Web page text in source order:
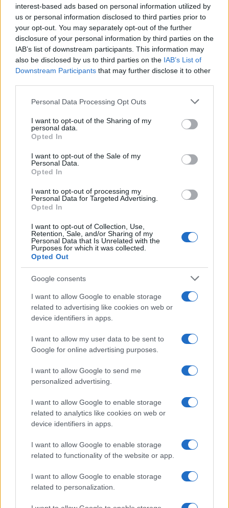
interest-based ads based on personal information utilized by
us or personal information disclosed to third parties prior to
your opt-out. You may separately opt-out of the further
disclosure of your personal information by third parties on the
IAB’s list of downstream participants. This information may
also be disclosed by us to third parties on the IAB’s List of
Downstream Participants that may further disclose it to other
Please note that this website/app uses one or more Google
not limited to your visit or usage behaviour. You may click to
grant or deny consent to Google and its third-party tags to
use your data for below specified purposes in below Google
consent section.
Personal Data Processing Opt Outs
I want to opt-out of the Sharing of my
personal data.
Opted In
I want to opt-out of the Sale of my
Personal Data.
Opted In
I want to opt-out of processing my
Personal Data for Targeted Advertising.
Opted In
I want to opt-out of Collection, Use,
Retention, Sale, and/or Sharing of my
Personal Data that Is Unrelated with the
Purposes for which it was collected.
Opted Out
Google consents
I want to allow Google to enable storage
related to advertising like cookies on web or
device identifiers in apps.
I want to allow my user data to be sent to
Google for online advertising purposes.
I want to allow Google to send me
personalized advertising.
I want to allow Google to enable storage
related to analytics like cookies on web or
device identifiers in apps.
I want to allow Google to enable storage
related to functionality of the website or app.
I want to allow Google to enable storage
related to personalization.
Η θεμελίωση συνταξιοδοτικού δικαιώματος σημαίνει
συμπλήρωση και των δύο κριτηρίων: του ορίου ηλικίας
για σύνταξη και του χρόνου ασφάλισης (ενσήμων). Με
τις δύο αυτές προϋποθέσεις, το δικαίωμα για σύνταξη
θεμελιώνεται και ασκείται άμεσα.
Όχι σε πρόωρη/μειωμένη σύνταξη. Είναι ολέθριο
σφάλμα η επιλογή της μειωμένης πρόωρης σύνταξης.
Στατιστικά, δυστυχώς, οι δικαιούχοι χάνουν 30%-35% της
πλήρους σύνταξης εφ’ όρου ζωής. Το ποσό της
απώλειας κάθε μήνα κυμαίνεται στα 145-150 ευρώ.
Κρίμα και άδικο…
σύνταξη, με βάση τις ευνοϊκές ρυθμίσεις του νόμου
Βρούτση.
Μπορείτε να συμπληρώσετε τα 36-40 έτη ασφάλισης με
πλασματικό χρόνο (εξαγορά ενσήμων) ώστε να
εξασφαλιστεί η πλήρης σύνταξη. Δηλαδή αποδοχές
χωρίς περικοπές και προσαυξήσεις λόγω
επανυπολογισμού, διπλασιάζοντας το όφελος! Οι
μπορούν να αναγνωρίσουν περισσότερο χρόνο
ασφάλισης, έως και έξι μήνες, προκειμένου να
θεμελιώσουν δικαίωμα πλήρους συνταξιοδότησης, υπό
την προϋπόθεση ότι δεν έχουν αναγνωρίσει
περισσότερα από πέντε πλασματικά έτη ασφάλισης.
ασφάλισή τους χωρίς να γίνεται έλεγχος των
προϋποθέσεων ικανότητας προς εργασία και για χρονικό
διάστημα μέχρι τρία έτη.
Ο μισθός του εργαζόμενου επηρεάζει καθοριστικά το
ποσό της σύνταξης! Με μισθό 1.000 ευρώ και με 36-40
έτη ασφάλισης, θα πάρετε σύνταξη 890-910 ευρώ. Αν
έχετε και τριετίες, ο μισθός αυξάνεται κατά 30% και
Ακόμη και το ένα ένσημο έχει σημασία για την αύξηση